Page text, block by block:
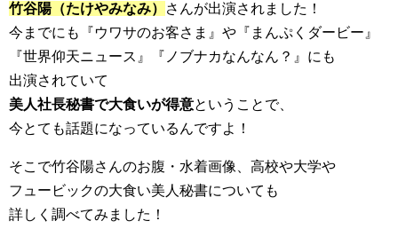
竹谷陽（たけやみなみ）
さんが出演されました！
今までにも『ウワサのお客さま』 や『 まんぷくダービー』
『世界仰天ニュース』『 ノブナカなんなん ？』にも
出演されていて
美人社長秘書で大食いが得意ということで、
今とても話題になっているんですよ！
そこで竹谷陽さんのお腹・水着画像、高校や大学や
フュービックの大食い美人秘書についても
詳しく調べてみました！